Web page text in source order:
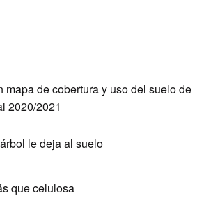
mapa de cobertura y uso del suelo de
2020/2021
le deja al suelo
que celulosa